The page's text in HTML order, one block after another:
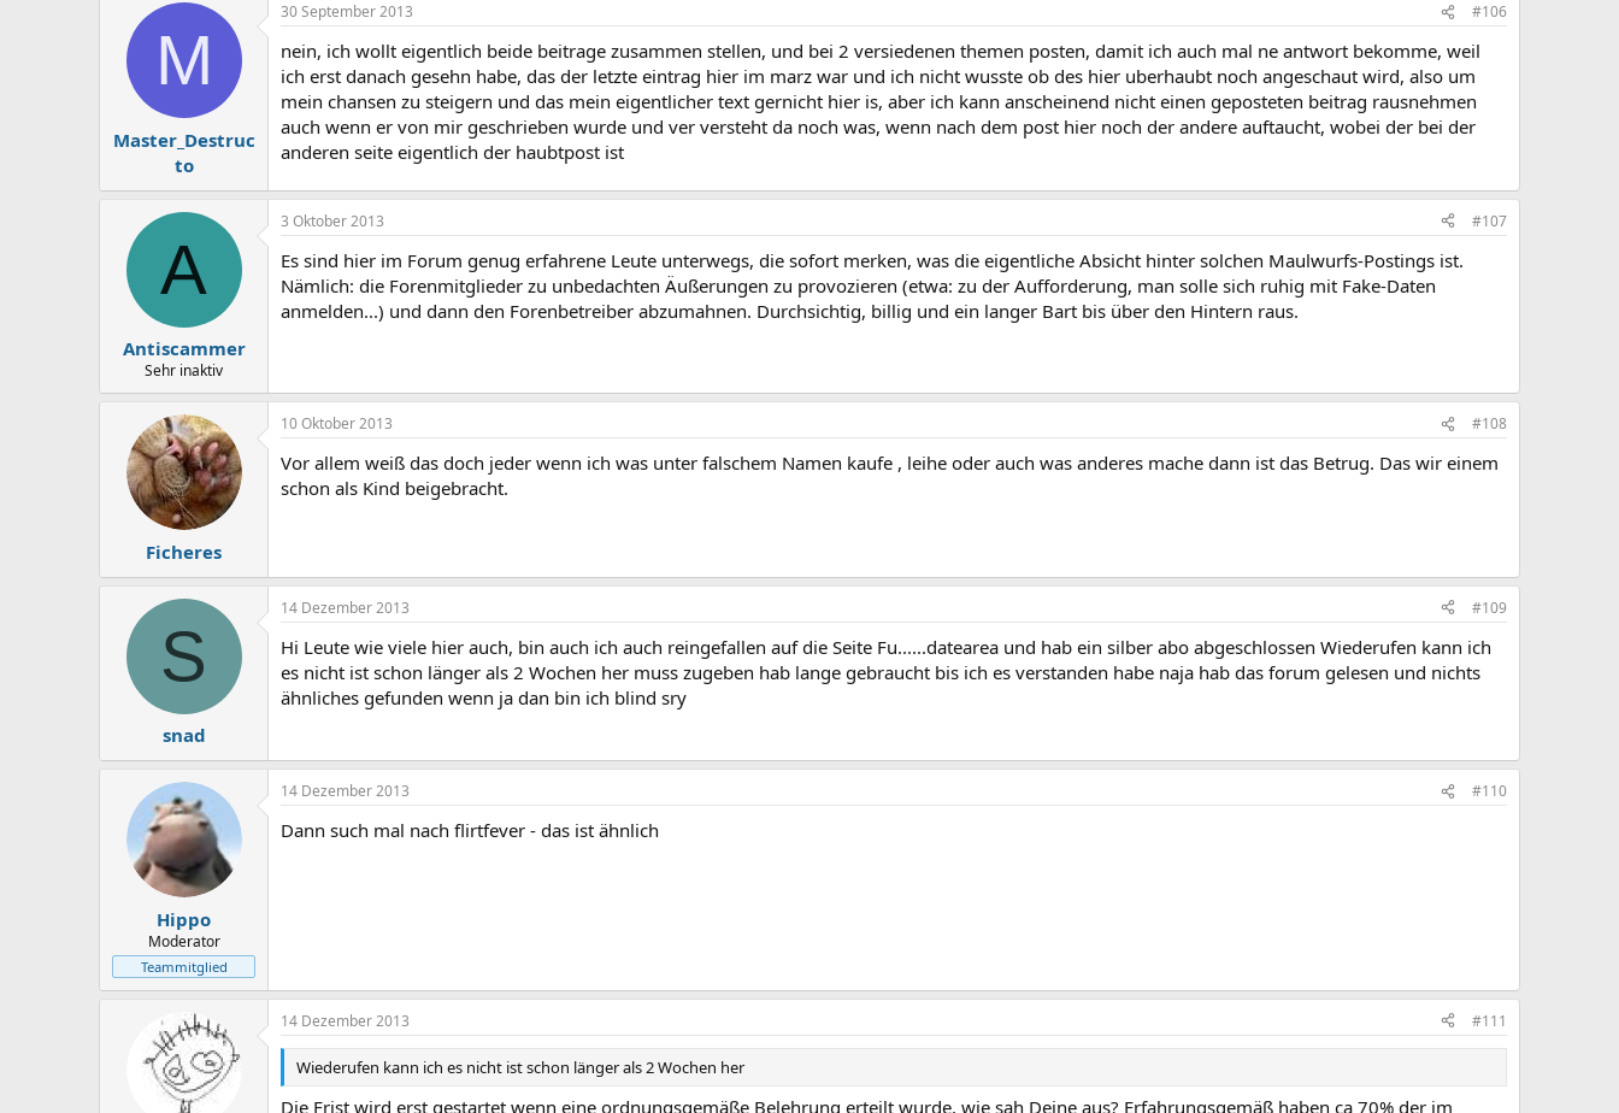
M
Master_Destruc
to
30 September 2013 #106
nein, ich wollt eigentlich beide beitrage zusammen stellen, und bei 2 versiedenen themen posten, damit ich auch mal ne antwort bekomme, weil
ich erst danach gesehn habe, das der letzte eintrag hier im marz war und ich nicht wusste ob des hier uberhaubt noch angeschaut wird, also um
mein chansen zu steigern und das mein eigentlicher text gernicht hier is, aber ich kann anscheinend nicht einen geposteten beitrag rausnehmen
auch wenn er von mir geschrieben wurde und ver versteht da noch was, wenn nach dem post hier noch der andere auftaucht, wobei der bei der
anderen seite eigentlich der haubtpost ist
A
Antiscammer
Sehr inaktiv
3 Oktober 2013 #107
Es sind hier im Forum genug erfahrene Leute unterwegs, die sofort merken, was die eigentliche Absicht hinter solchen Maulwurfs-Postings ist.
Nämlich: die Forenmitglieder zu unbedachten Äußerungen zu provozieren (etwa: zu der Aufforderung, man solle sich ruhig mit Fake-Daten
anmelden...) und dann den Forenbetreiber abzumahnen. Durchsichtig, billig und ein langer Bart bis über den Hintern raus.
Ficheres
10 Oktober 2013 #108
Vor allem weiß das doch jeder wenn ich was unter falschem Namen kaufe , leihe oder auch was anderes mache dann ist das Betrug. Das wir einem
schon als Kind beigebracht.
S
snad
14 Dezember 2013 #109
Hi Leute wie viele hier auch, bin auch ich auch reingefallen auf die Seite Fu......datearea und hab ein silber abo abgeschlossen Wiederufen kann ich
es nicht ist schon länger als 2 Wochen her muss zugeben hab lange gebraucht bis ich es verstanden habe naja hab das forum gelesen und nichts
ähnliches gefunden wenn ja dan bin ich blind sry
Hippo
Moderator
Teammitglied
14 Dezember 2013 #110
Dann such mal nach flirtfever - das ist ähnlich
14 Dezember 2013 #111
Wiederufen kann ich es nicht ist schon länger als 2 Wochen her
Die Frist wird erst gestartet wenn eine ordnungsgemäße Belehrung erteilt wurde, wie sah Deine aus? Erfahrungsgemäß haben ca 70% der im